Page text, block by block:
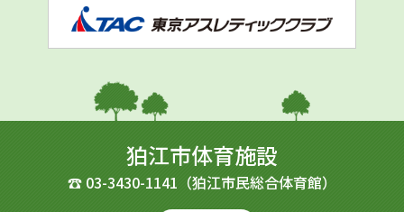
狛江市体育施設
☎ 03-3430-1141 （狛江市民総合体育館）